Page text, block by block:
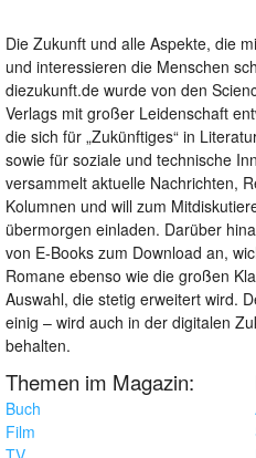
Die Zukunft und alle Aspekte, die
und interessieren die Menschen
diezukunft.de wurde von den
Verlags mit großer Leidenschaft
die sich für „Zukünftiges“ in
sowie für soziale und technische
versammelt aktuelle Nachrichten,
Kolumnen und will zum
übermorgen einladen. Darüber
von E-Books zum Download an,
Romane ebenso wie die großen
Auswahl, die stetig erweitert wird.
einig – wird auch in der digitalen
behalten.
Themen im Magazin:
Buch
Film